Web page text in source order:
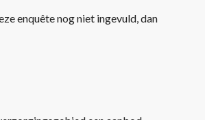
enquête nog niet ingevuld, dan